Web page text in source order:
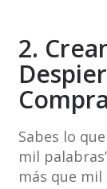
2.
Compra
Sabes lo
mil
más que mil